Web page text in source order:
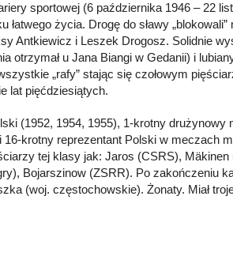
sportowej (6 października 1946 – 22
łatwego życia. Drogę do sławy
Antkiewicz i Leszek Drogosz. Solidnie
otrzymał u Jana Biangi w Gedanii) i
„rafy” stając się czołowym
lat pięćdziesiątych.
(1952, 1954, 1955), 1-krotny drużynowy
16-krotny reprezentant Polski w meczach
tej klasy jak: Jaros (CSRS), Mäkinen
Bojarszinow (ZSRR). Po zakończeniu
(woj. częstochowskie). Żonaty. Miał